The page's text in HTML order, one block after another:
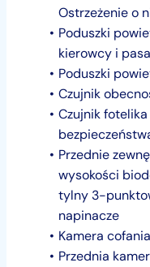
Ostrzeżenie o
Poduszki
kierowcy i
Poduszki
Czujnik
Czujnik
Przednie
wysokości
tylny 3-
napinacze
Kamera cofania
Przednia